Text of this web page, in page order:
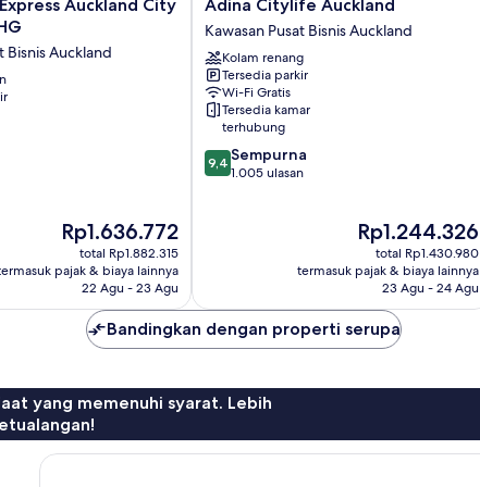
Auckland City
Bisnis Auckland
Harga
sekarang
Rp1.636.772
Rp1.636.772
total Rp1.882.315
pajak & biaya lainnya
22 Agu - 23 Agu
Citylife
Auckland
Kawasan
Pusat
Bisnis
Auckland
Adina Citylife Auckland
Kawasan Pusat Bisnis Auckland
Kolam renang
Tersedia parkir
Wi-Fi Gratis
Tersedia kamar
terhubung
9.4
dari
9,4 Sempurna
1.005 ulasan
Harga
sekarang
Rp1.244.326
Rp1.244.326
total Rp1.430.980
termasuk pajak & biaya lainnya
23 Agu - 24 Agu
Bandingkan dengan properti serupa
yang memenuhi syarat. Lebih